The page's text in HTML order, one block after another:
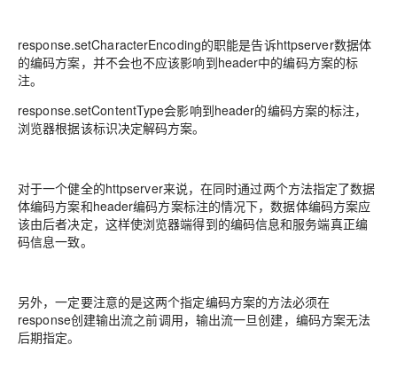
response.setCharacterEncoding的职能是告诉httpserver数据体
的编码方案，并不会也不应该影响到header中的编码方案的标
注。
response.setContentType会影响到header的编码方案的标注，
浏览器根据该标识决定解码方案。
对于一个健全的httpserver来说，在同时通过两个方法指定了数据
体编码方案和header编码方案标注的情况下，数据体编码方案应
该由后者决定，这样使浏览器端得到的编码信息和服务端真正编
码信息一致。
另外，一定要注意的是这两个指定编码方案的方法必须在
response创建输出流之前调用，输出流一旦创建，编码方案无法
后期指定。